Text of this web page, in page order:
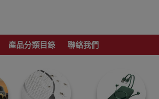
產品分類目錄 聯絡我們